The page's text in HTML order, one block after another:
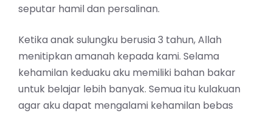
seputar hamil dan persalinan.
Ketika anak sulungku berusia 3 tahun, Allah
menitipkan amanah kepada kami. Selama
kehamilan keduaku aku memiliki bahan bakar
untuk belajar lebih banyak. Semua itu kulakuan
agar aku dapat mengalami kehamilan bebas